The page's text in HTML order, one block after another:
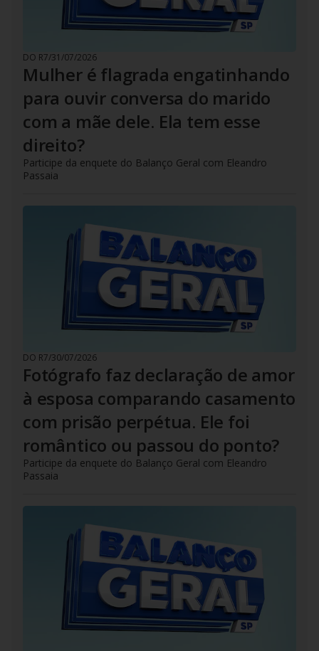
DO R7/31/07/2026
Mulher é flagrada engatinhando
para ouvir conversa do marido
com a mãe dele. Ela tem esse
direito?
Participe da enquete do Balanço Geral com Eleandro
Passaia
DO R7/30/07/2026
Fotógrafo faz declaração de amor
à esposa comparando casamento
com prisão perpétua. Ele foi
romântico ou passou do ponto?
Participe da enquete do Balanço Geral com Eleandro
Passaia